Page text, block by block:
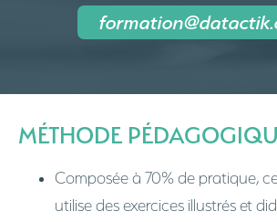
MÉTHODE
Composée à 70% de pratique,
utilise des exercices illustrés et